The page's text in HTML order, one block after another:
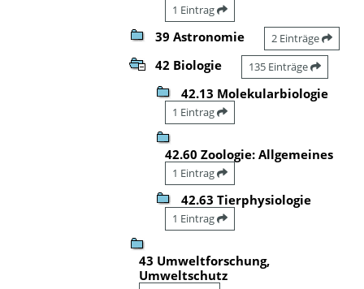
1 Eintrag
39 Astronomie 2 Einträge
42 Biologie 135 Einträge
42.13 Molekularbiologie
1 Eintrag
42.60 Zoologie: Allgemeines
1 Eintrag
42.63 Tierphysiologie
1 Eintrag
43 Umweltforschung,
Umweltschutz